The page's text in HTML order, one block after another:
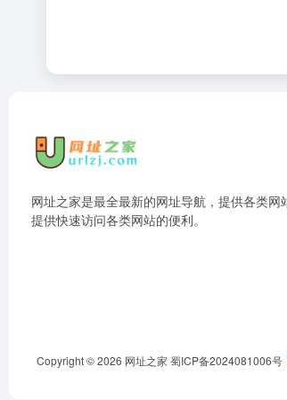
网址之家是最全最新的网址导航，提供各类网
提供快速访问各类网站的便利。
Copyright © 2026 网址之家 蜀ICP备2024081006号